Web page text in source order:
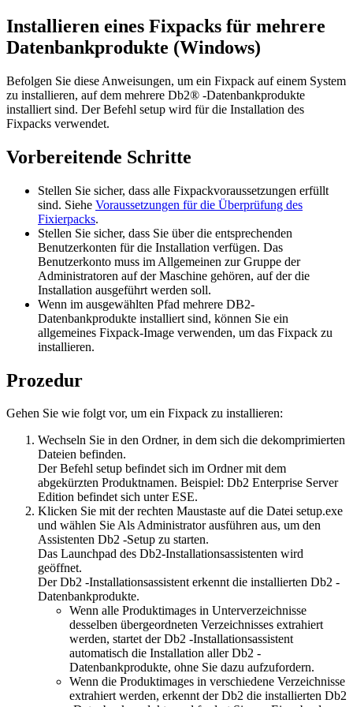
Installieren eines Fixpacks für mehrere
Datenbankprodukte (Windows)
Befolgen Sie diese Anweisungen, um ein Fixpack auf einem System
zu installieren, auf dem mehrere Db2® -Datenbankprodukte
installiert sind. Der Befehl setup wird für die Installation des
Fixpacks verwendet.
Vorbereitende Schritte
Stellen Sie sicher, dass alle Fixpackvoraussetzungen erfüllt
sind. Siehe Voraussetzungen für die Überprüfung des
Fixierpacks.
Stellen Sie sicher, dass Sie über die entsprechenden
Benutzerkonten für die Installation verfügen. Das
Benutzerkonto muss im Allgemeinen zur Gruppe der
Administratoren auf der Maschine gehören, auf der die
Installation ausgeführt werden soll.
Wenn im ausgewählten Pfad mehrere DB2-
Datenbankprodukte installiert sind, können Sie ein
allgemeines Fixpack-Image verwenden, um das Fixpack zu
installieren.
Prozedur
Gehen Sie wie folgt vor, um ein Fixpack zu installieren:
Wechseln Sie in den Ordner, in dem sich die dekomprimierten
Dateien befinden.
Der Befehl setup befindet sich im Ordner mit dem
abgekürzten Produktnamen. Beispiel: Db2 Enterprise Server
Edition befindet sich unterESE.
Klicken Sie mit der rechten Maustaste auf die Datei setup.exe
und wählen SieAls Administrator ausführen aus, um den
Assistenten Db2 -Setup zu starten.
Das Launchpad des Db2-Installationsassistenten wird
geöffnet.
DerDb2 -Installationsassistenterkennt die installierten Db2 -
Datenbankprodukte.
Wenn alle Produktimages in Unterverzeichnisse
desselben übergeordneten Verzeichnisses extrahiert
werden, startet derDb2 -Installationsassistent
automatisch die Installation allerDb2 -
Datenbankprodukte, ohne Sie dazu aufzufordern.
Wenn die Produktimages in verschiedene Verzeichnisse
extrahiert werden, erkennt derDb2 die installierten Db2